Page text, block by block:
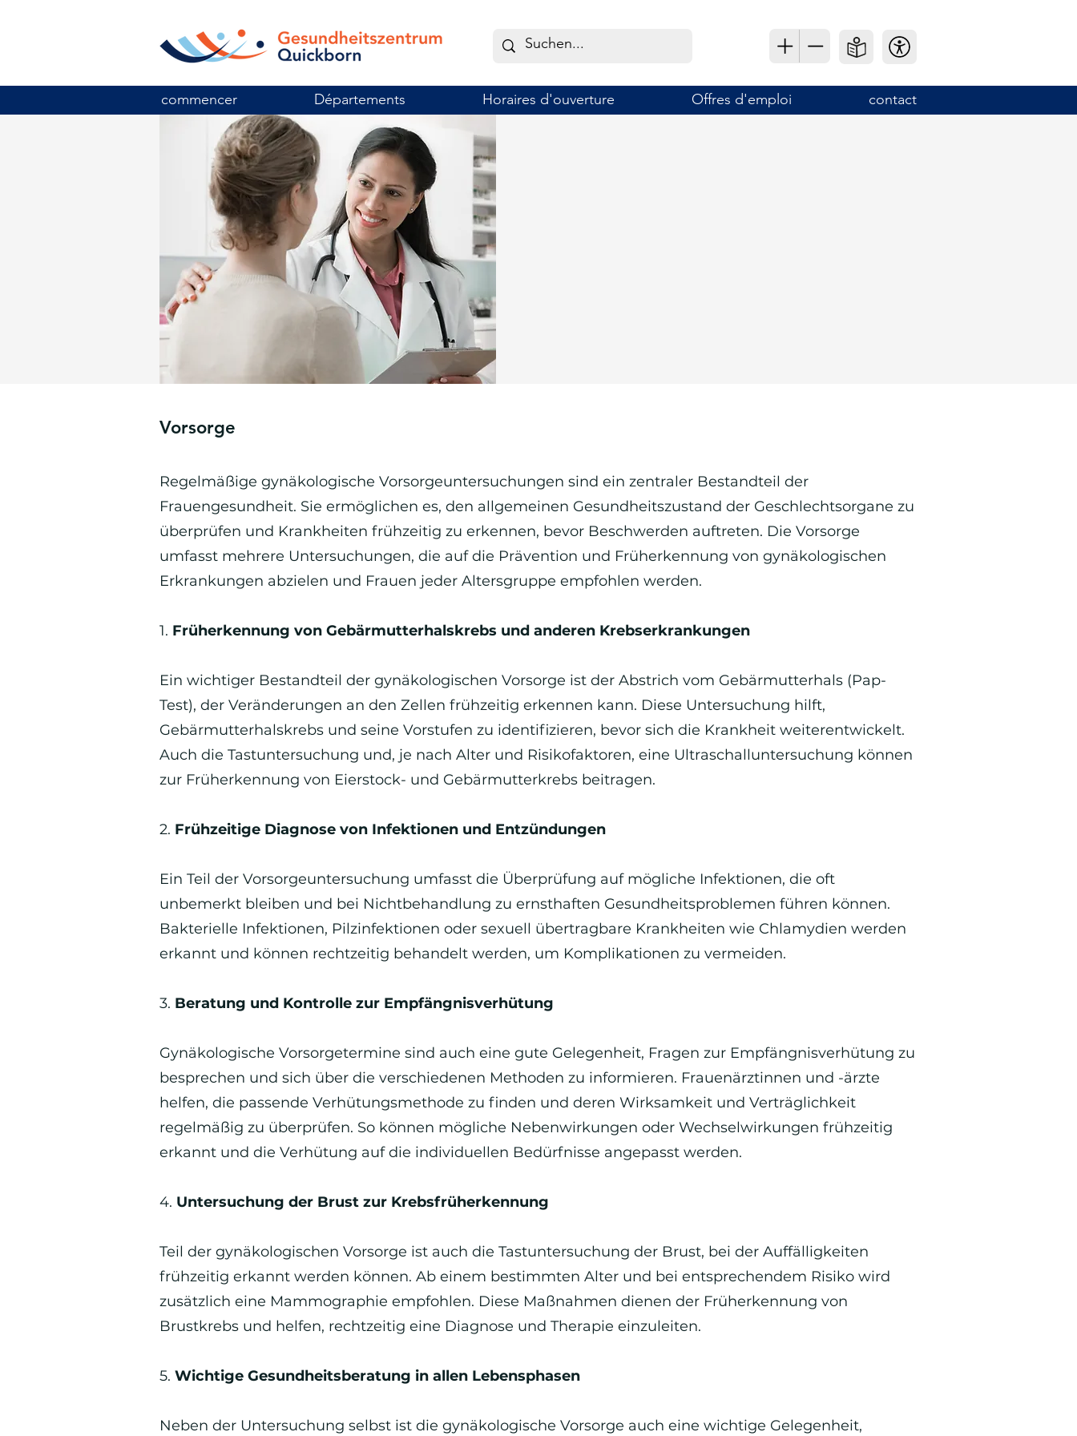
commencer Départements Horaires d'ouverture Offres d'emploi contact
Vorsorge
Regelmäßige gynäkologische Vorsorgeuntersuchungen sind ein zentraler Bestandteil der
Frauengesundheit. Sie ermöglichen es, den allgemeinen Gesundheitszustand der Geschlechtsorgane zu
überprüfen und Krankheiten frühzeitig zu erkennen, bevor Beschwerden auftreten. Die Vorsorge
umfasst mehrere Untersuchungen, die auf die Prävention und Früherkennung von gynäkologischen
Erkrankungen abzielen und Frauen jeder Altersgruppe empfohlen werden.
1. Früherkennung von Gebärmutterhalskrebs und anderen Krebserkrankungen
Ein wichtiger Bestandteil der gynäkologischen Vorsorge ist der Abstrich vom Gebärmutterhals (Pap-
Test), der Veränderungen an den Zellen frühzeitig erkennen kann. Diese Untersuchung hilft,
Gebärmutterhalskrebs und seine Vorstufen zu identifizieren, bevor sich die Krankheit weiterentwickelt.
Auch die Tastuntersuchung und, je nach Alter und Risikofaktoren, eine Ultraschalluntersuchung können
zur Früherkennung von Eierstock- und Gebärmutterkrebs beitragen.
2. Frühzeitige Diagnose von Infektionen und Entzündungen
Ein Teil der Vorsorgeuntersuchung umfasst die Überprüfung auf mögliche Infektionen, die oft
unbemerkt bleiben und bei Nichtbehandlung zu ernsthaften Gesundheitsproblemen führen können.
Bakterielle Infektionen, Pilzinfektionen oder sexuell übertragbare Krankheiten wie Chlamydien werden
erkannt und können rechtzeitig behandelt werden, um Komplikationen zu vermeiden.
3. Beratung und Kontrolle zur Empfängnisverhütung
Gynäkologische Vorsorgetermine sind auch eine gute Gelegenheit, Fragen zur Empfängnisverhütung zu
besprechen und sich über die verschiedenen Methoden zu informieren. Frauenärztinnen und -ärzte
helfen, die passende Verhütungsmethode zu finden und deren Wirksamkeit und Verträglichkeit
regelmäßig zu überprüfen. So können mögliche Nebenwirkungen oder Wechselwirkungen frühzeitig
erkannt und die Verhütung auf die individuellen Bedürfnisse angepasst werden.
4. Untersuchung der Brust zur Krebsfrüherkennung
Teil der gynäkologischen Vorsorge ist auch die Tastuntersuchung der Brust, bei der Auffälligkeiten
frühzeitig erkannt werden können. Ab einem bestimmten Alter und bei entsprechendem Risiko wird
zusätzlich eine Mammographie empfohlen. Diese Maßnahmen dienen der Früherkennung von
Brustkrebs und helfen, rechtzeitig eine Diagnose und Therapie einzuleiten.
5. Wichtige Gesundheitsberatung in allen Lebensphasen
Neben der Untersuchung selbst ist die gynäkologische Vorsorge auch eine wichtige Gelegenheit,